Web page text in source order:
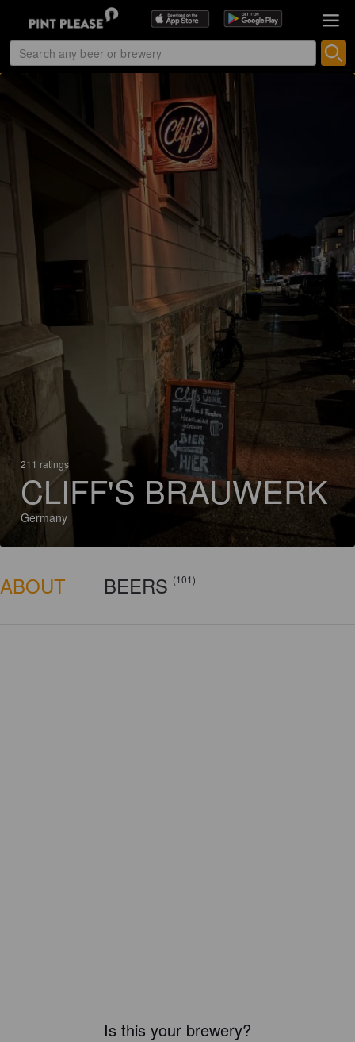
211 ratings
CLIFF'S BRAUWERK
Germany
ABOUT BEERS (101)
Is this your brewery?